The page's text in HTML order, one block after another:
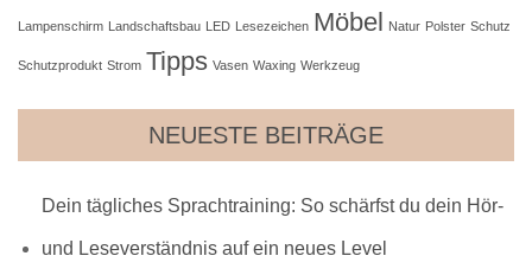
Lampenschirm Landschaftsbau LED Lesezeichen Möbel Natur Polster Schutz
Schutzprodukt Strom Tipps Vasen Waxing Werkzeug
NEUESTE BEITRÄGE
Dein tägliches Sprachtraining: So schärfst du dein Hör-
und Leseverständnis auf ein neues Level